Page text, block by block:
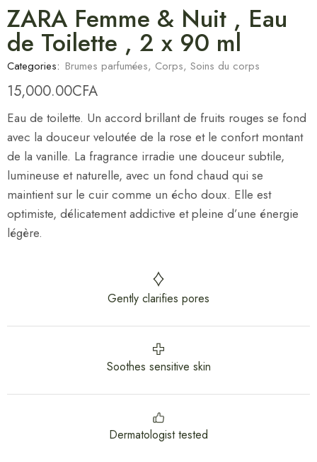
ZARA Femme & Nuit , Eau
de Toilette , 2 x 90 ml
Categories: Brumes parfumées, Corps, Soins du corps
15,000.00CFA
Eau de toilette. Un accord brillant de fruits rouges se fond
avec la douceur veloutée de la rose et le confort montant
de la vanille. La fragrance irradie une douceur subtile,
lumineuse et naturelle, avec un fond chaud qui se
maintient sur le cuir comme un écho doux. Elle est
optimiste, délicatement addictive et pleine d’une énergie
légère.
Gently clarifies pores
Soothes sensitive skin
Dermatologist tested